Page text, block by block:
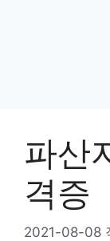
파산
격증
2021-08-08